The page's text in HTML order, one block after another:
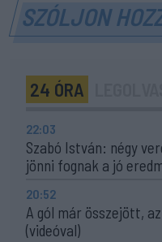
SZÓLJON
24 ÓRA
22:03
Szabó István: négy
jönni fognak a jó
20:52
A gól már összejött,
(videóval)